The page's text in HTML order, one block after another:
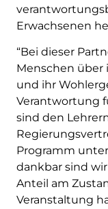
Erwachsenen
“Bei dieser
Menschen über
und ihr
Verantwortung
sind den
Programm
dankbar sind
Anteil am
Veranstaltung